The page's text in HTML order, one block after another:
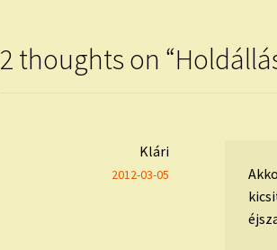
2 thoughts on “
Klári
2012-03-05